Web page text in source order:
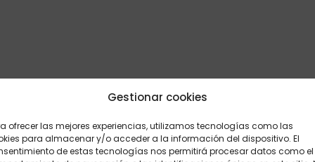
Gestionar cookies
ofrecer las mejores experiencias, utilizamos tecnologías como las
para almacenar y/o acceder a la información del dispositivo. El
de estas tecnologías nos permitirá procesar datos como el
lamas de madera y colchón normal de hasta 20 cm
viscoelástico o HR de alta densidad.